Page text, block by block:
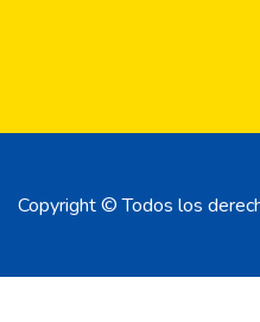
Copyright © Todos los